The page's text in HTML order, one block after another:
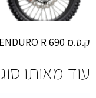
ק.ט.מ 690 ENDURO R
עוד מאותו סוג